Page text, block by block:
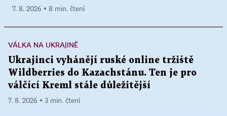
7. 8. 2026 ▪ 8 min. čtení
VÁLKA NA UKRAJINĚ
Ukrajinci vyhánějí ruské online tržiště
Wildberries do Kazachstánu. Ten je pro
válčící Kreml stále důležitější
7. 8. 2026 ▪ 3 min. čtení